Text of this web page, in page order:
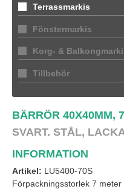
Terrassmarkis
Fönstermarkis
Korg- &
Tillbehör
BÄRRÖR 40X40MM,
SVART. STÅL,
INFORMATION
Artikel: LU5400-70S
Förpackningsstorlek 7 meter